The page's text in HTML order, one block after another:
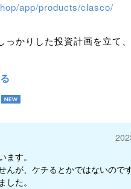
app/products/clasco/
かりした投資計画を立て、
す。
が、ケチるとかではないのです
した。